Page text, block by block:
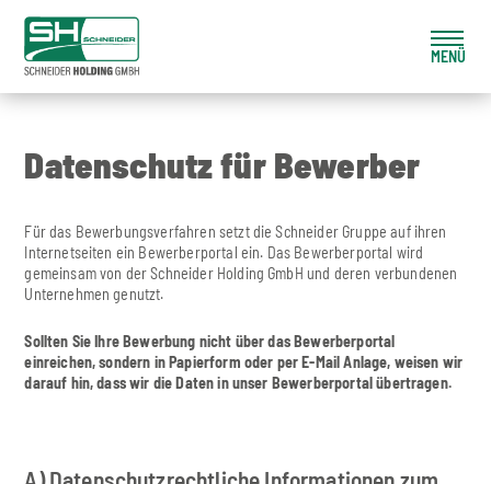
Toggle
Datenschutz für Bewerber
Für das Bewerbungsverfahren setzt die Schneider Gruppe auf ihren
Internetseiten ein Bewerberportal ein. Das Bewerberportal wird
gemeinsam von der Schneider Holding GmbH und deren verbundenen
Unternehmen genutzt.
Sollten Sie Ihre Bewerbung nicht über das Bewerberportal
einreichen, sondern in Papierform oder per E-Mail Anlage, weisen wir
darauf hin, dass wir die Daten in unser Bewerberportal übertragen.